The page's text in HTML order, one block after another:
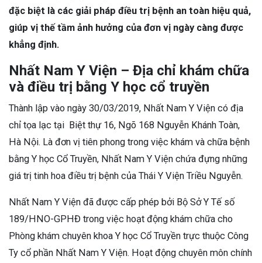
đặc biệt là các giải pháp điều trị bệnh an toàn hiệu quả,
giúp vị thế tầm ảnh hưởng của đơn vị ngày càng được
khẳng định.
Nhất Nam Y Viện – Địa chỉ khám chữa
và điều trị bằng Y học cổ truyền
Thành lập vào ngày 30/03/2019, Nhất Nam Y Viện có địa
chỉ tọa lạc tại Biệt thự 16, Ngõ 168 Nguyễn Khánh Toàn,
Hà Nội. Là đơn vị tiên phong trong việc khám và chữa bệnh
bằng Y học Cổ Truyền, Nhất Nam Y Viện chứa đựng những
giá trị tinh hoa điều trị bệnh của Thái Y Viện Triều Nguyễn.
Nhất Nam Y Viện đã được cấp phép bởi Bộ Sở Y Tế số
189/HNO-GPHĐ trong việc hoạt động khám chữa cho
Phòng khám chuyên khoa Y học Cổ Truyền trực thuộc Công
Ty cổ phần Nhất Nam Y Viện. Hoạt động chuyên môn chính